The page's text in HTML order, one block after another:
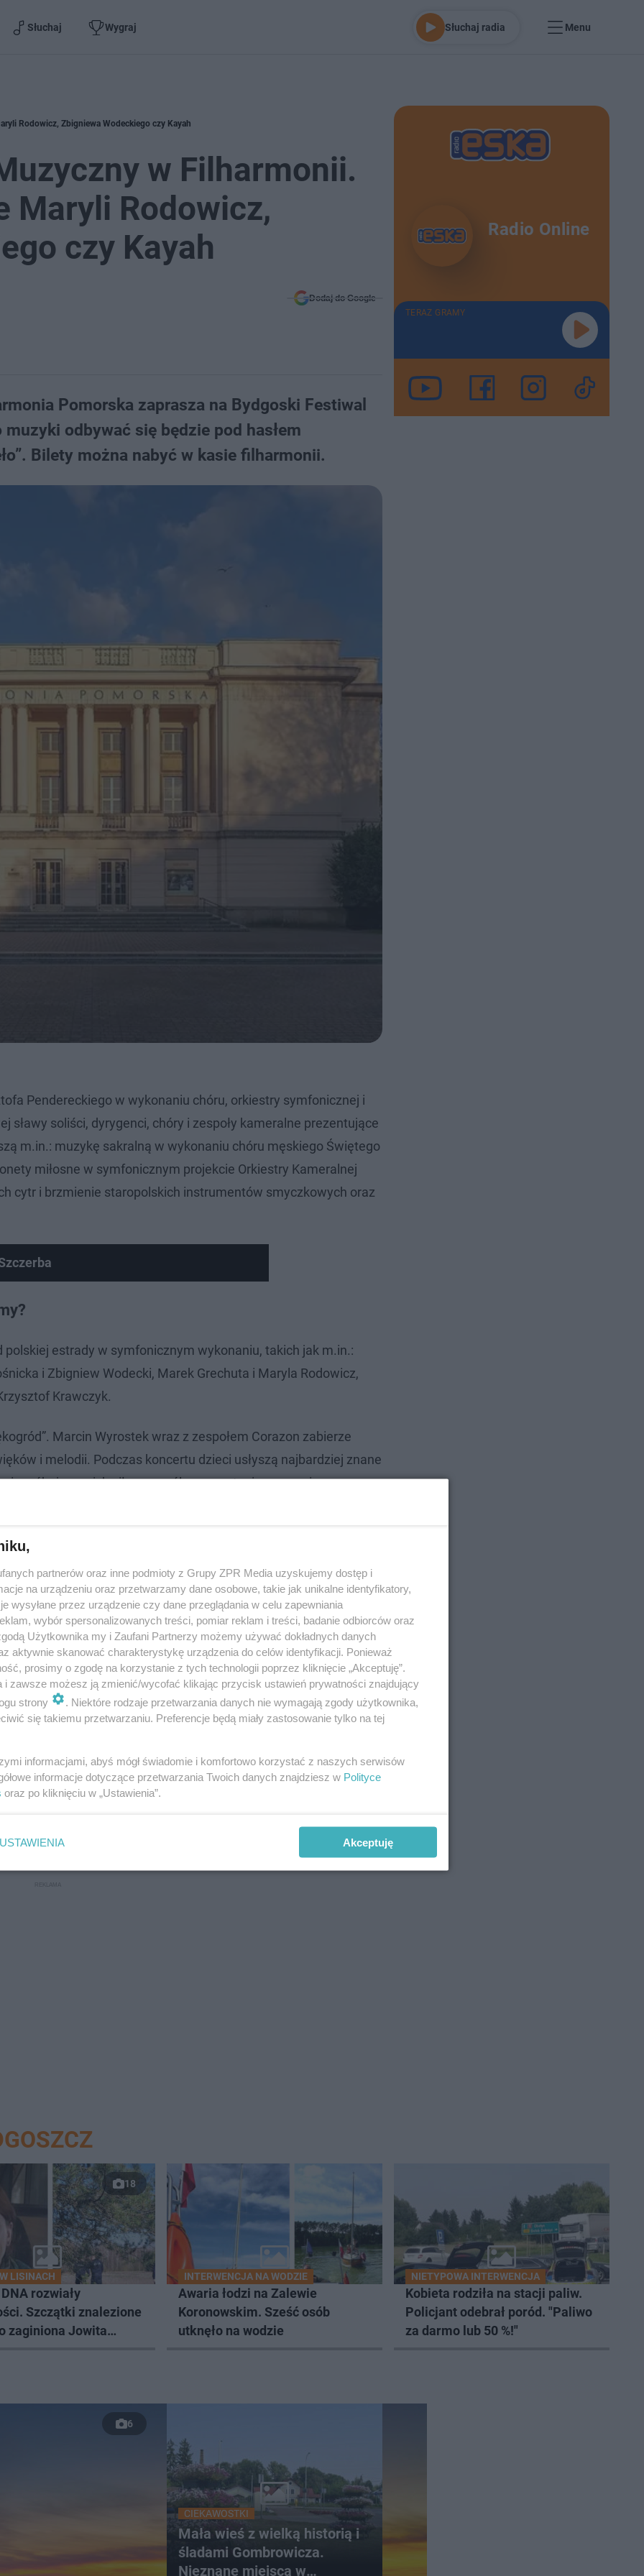
Słuchaj Wygraj Słuchaj radia Menu
Rodowicz, Zbigniewa Wodeckiego czy Kayah
w Filharmonii.
Maryli Rodowicz,
czy Kayah
Dodaj do Google
Pomorska zaprasza na Bydgoski Festiwal
odbywać się będzie pod hasłem
Bilety można nabyć w kasie filharmonii.
Pendereckiego w wykonaniu chóru, orkiestry symfonicznej i
soliści, dyrygenci, chóry i zespoły kameralne prezentujące
m.in.: muzykę sakralną w wykonaniu chóru męskiego Świętego
miłosne w symfonicznym projekcie Orkiestry Kameralnej
cytr i brzmienie staropolskich instrumentów smyczkowych oraz
estrady w symfonicznym wykonaniu, takich jak m.in.:
i Zbigniew Wodecki, Marek Grechuta i Maryla Rodowicz,
Krawczyk.
Marcin Wyrostek wraz z zespołem Corazon zabierze
i melodii. Podczas koncertu dzieci usłyszą najbardziej znane
i spróbują swoich sił we wspólnym występie na scenie.
8 października, o godz. 17:00.
świata
sakralna z całego świata
Herdzin. Sonety Miłosne
& Mingjie Yu
polskie duety
muzyki azerbejdżańskiej
Radio Online
TERAZ GRAMY
18
LISINACH
rozwiały
Szczątki znalezione
zaginiona Jowita
INTERWENCJA NA WODZIE
Awaria łodzi na Zalewie
Koronowskim. Sześć osób
utknęło na wodzie
NIETYPOWA INTERWENCJA
Kobieta rodziła na stacji paliw.
Policjant odebrał poród. "Paliwo
za darmo lub 50 %!"
6
CIEKAWOSTKI
Mała wieś z wielką historią i
śladami Gombrowicza.
Nieznane miejsca w
partnerów oraz inne podmioty z Grupy ZPR Media uzyskujemy dostęp i
na urządzeniu oraz przetwarzamy dane osobowe, takie jak unikalne identyfikatory,
wysyłane przez urządzenie czy dane przeglądania w celu zapewniania
wybór spersonalizowanych treści, pomiar reklam i treści, badanie odbiorców oraz
Użytkownika my i Zaufani Partnerzy możemy używać dokładnych danych
aktywnie skanować charakterystykę urządzenia do celów identyfikacji. Ponieważ
prosimy o zgodę na korzystanie z tych technologii poprzez kliknięcie „Akceptuję”.
i zawsze możesz ją zmienić/wycofać klikając przycisk ustawień prywatności znajdujący
strony
. Niektóre rodzaje przetwarzania danych nie wymagają zgody użytkownika,
się takiemu przetwarzaniu. Preferencje będą miały zastosowanie tylko na tej
informacjami, abyś mógł świadomie i komfortowo korzystać z naszych serwisów
informacje dotyczące przetwarzania Twoich danych znajdziesz w Polityce
oraz po kliknięciu w „Ustawienia”.
USTAWIENIA Akceptuję